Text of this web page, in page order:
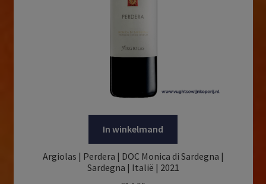
In winkelmand
Argiolas | Perdera | DOC Monica di Sardegna |
Sardegna | Italië | 2021